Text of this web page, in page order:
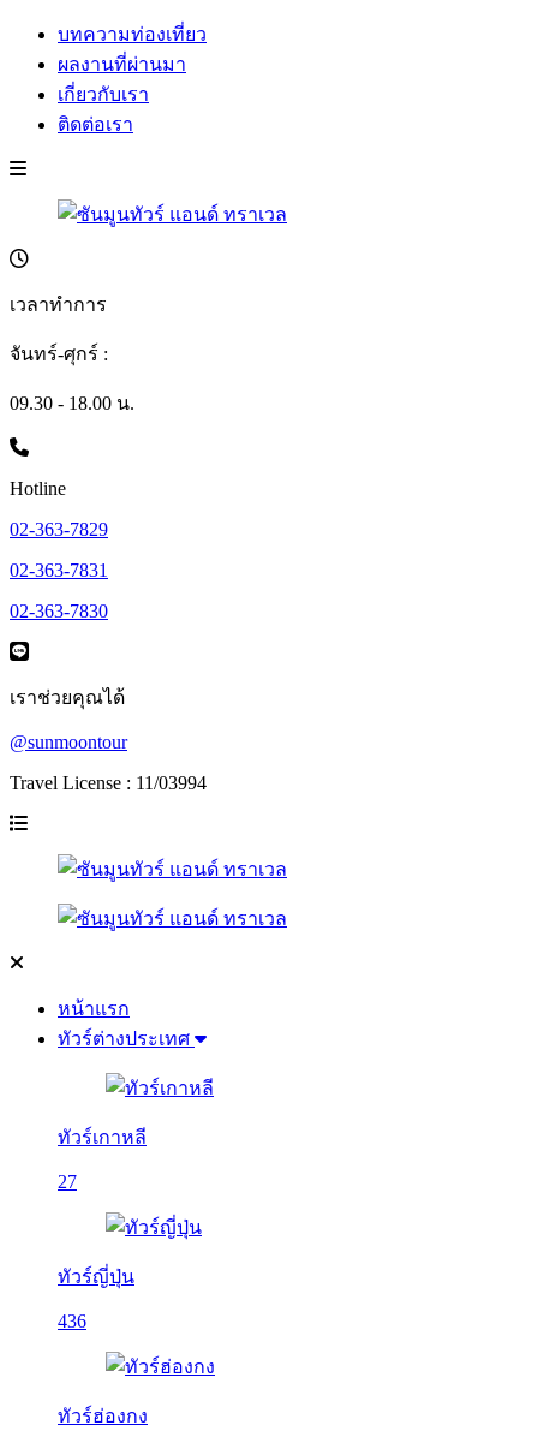
บทความท่องเที่ยว
ผลงานที่ผ่านมา
เกี่ยวกับเรา
ติดต่อเรา
เวลาทำการ
จันทร์-ศุกร์ :
09.30 - 18.00 น.
Hotline
02-363-7829
02-363-7831
02-363-7830
เราช่วยคุณได้
@sunmoontour
Travel License : 11/03994
หน้าแรก
ทัวร์ต่างประเทศ
ทัวร์เกาหลี
27
ทัวร์ญี่ปุ่น
436
ทัวร์ฮ่องกง